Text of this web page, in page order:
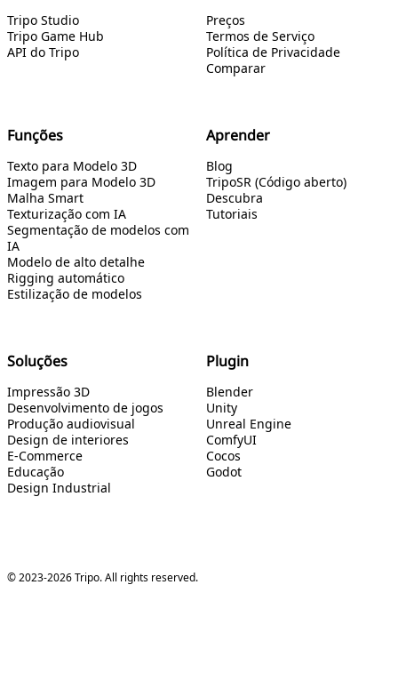
Tripo Studio
Tripo Game Hub
API do Tripo
Preços
Termos de Serviço
Política de Privacidade
Comparar
Funções
Texto para Modelo 3D
Imagem para Modelo 3D
Malha Smart
Texturização com IA
Segmentação de modelos com
IA
Modelo de alto detalhe
Rigging automático
Estilização de modelos
Aprender
Blog
TripoSR (Código aberto)
Descubra
Tutoriais
Soluções
Impressão 3D
Desenvolvimento de jogos
Produção audiovisual
Design de interiores
E-Commerce
Educação
Design Industrial
Plugin
Blender
Unity
Unreal Engine
ComfyUI
Cocos
Godot
© 2023-2026 Tripo. All rights reserved.